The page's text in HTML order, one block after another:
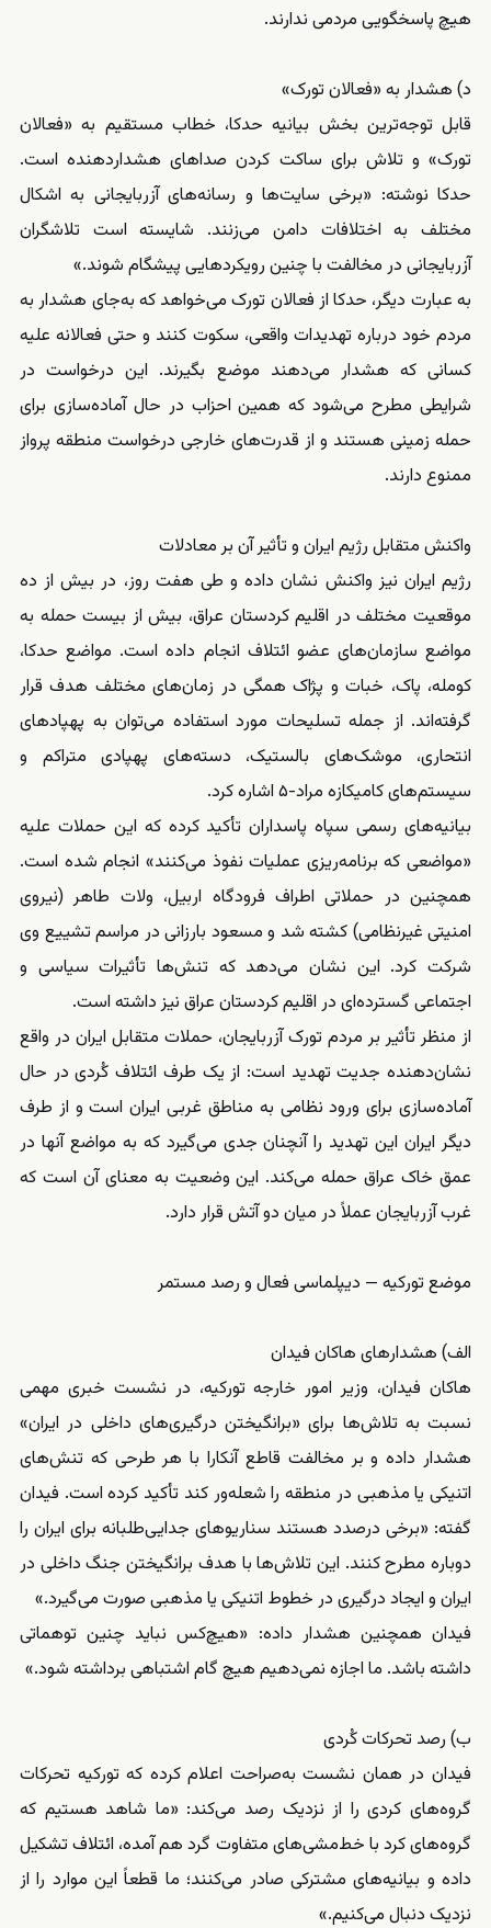
هیچ پاسخگویی مردمی ندارند.
د) هشدار به «فعالان تورک»
قابل توجه‌ترین بخش بیانیه حدکا، خطاب مستقیم به «فعالان
تورک» و تلاش برای ساکت کردن صداهای هشداردهنده است.
حدکا نوشته: «برخی سایت‌ها و رسانه‌های آزربایجانی به اشکال
مختلف به اختلافات دامن می‌زنند. شایسته است تلاشگران
آزربایجانی در مخالفت با چنین رویکردهایی پیشگام شوند.»
به عبارت دیگر، حدکا از فعالان تورک می‌خواهد که به‌جای هشدار به
مردم خود درباره تهدیدات واقعی، سکوت کنند و حتی فعالانه علیه
کسانی که هشدار می‌دهند موضع بگیرند. این درخواست در
شرایطی مطرح می‌شود که همین احزاب در حال آماده‌سازی برای
حمله زمینی هستند و از قدرت‌های خارجی درخواست منطقه پرواز
ممنوع دارند.
واکنش متقابل رژیم ایران و تأثیر آن بر معادلات
رژیم ایران نیز واکنش نشان داده و طی هفت روز، در بیش از ده
موقعیت مختلف در اقلیم کردستان عراق، بیش از بیست حمله به
مواضع سازمان‌های عضو ائتلاف انجام داده است. مواضع حدکا،
کومله، پاک، خبات و پژاک همگی در زمان‌های مختلف هدف قرار
گرفته‌اند. از جمله تسلیحات مورد استفاده می‌توان به پهپادهای
انتحاری، موشک‌های بالستیک، دسته‌های پهپادی متراکم و
سیستم‌های کامیکازه مراد-۵ اشاره کرد.
بیانیه‌های رسمی سپاه پاسداران تأکید کرده که این حملات علیه
«مواضعی که برنامه‌ریزی عملیات نفوذ می‌کنند» انجام شده است.
همچنین در حملاتی اطراف فرودگاه اربیل، ولات طاهر (نیروی
امنیتی غیرنظامی) کشته شد و مسعود بارزانی در مراسم تشییع وی
شرکت کرد. این نشان می‌دهد که تنش‌ها تأثیرات سیاسی و
اجتماعی گسترده‌ای در اقلیم کردستان عراق نیز داشته است.
از منظر تأثیر بر مردم تورک آزربایجان، حملات متقابل ایران در واقع
نشان‌دهنده جدیت تهدید است: از یک طرف ائتلاف کُردی در حال
آماده‌سازی برای ورود نظامی به مناطق غربی ایران است و از طرف
دیگر ایران این تهدید را آنچنان جدی می‌گیرد که به مواضع آنها در
عمق خاک عراق حمله می‌کند. این وضعیت به معنای آن است که
غرب آزربایجان عملاً در میان دو آتش قرار دارد.
موضع تورکیه — دیپلماسی فعال و رصد مستمر
الف) هشدارهای هاکان فیدان
هاکان فیدان، وزیر امور خارجه تورکیه، در نشست خبری مهمی
نسبت به تلاش‌ها برای «برانگیختن درگیری‌های داخلی در ایران»
هشدار داده و بر مخالفت قاطع آنکارا با هر طرحی که تنش‌های
اتنیکی یا مذهبی در منطقه را شعله‌ور کند تأکید کرده است. فیدان
گفته: «برخی درصدد هستند سناریوهای جدایی‌طلبانه برای ایران را
دوباره مطرح کنند. این تلاش‌ها با هدف برانگیختن جنگ داخلی در
ایران و ایجاد درگیری در خطوط اتنیکی یا مذهبی صورت می‌گیرد.»
فیدان همچنین هشدار داده: «هیچ‌کس نباید چنین توهماتی
داشته باشد. ما اجازه نمی‌دهیم هیچ گام اشتباهی برداشته شود.»
ب) رصد تحرکات کُردی
فیدان در همان نشست به‌صراحت اعلام کرده که تورکیه تحرکات
گروه‌های کردی را از نزدیک رصد می‌کند: «ما شاهد هستیم که
گروه‌های کرد با خط‌مشی‌های متفاوت گرد هم آمده، ائتلاف تشکیل
داده و بیانیه‌های مشترکی صادر می‌کنند؛ ما قطعاً این موارد را از
نزدیک دنبال می‌کنیم.»